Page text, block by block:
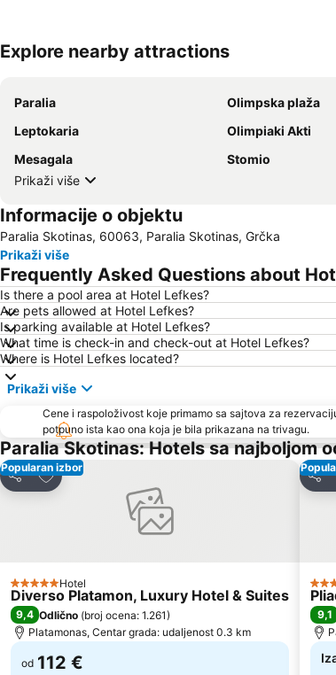
Explore nearby attractions
Paralia Olimpska plaža
Leptokaria
Olimpiaki Akti
Mesagala
Stomio
Prikaži više
Informacije o objektu
Paralia Skotinas, 60063, Paralia Skotinas, Grčka
Prikaži više
Frequently Asked Questions about
Is there a pool area at Hotel Lefkes?
Are pets allowed at Hotel Lefkes?
Is parking available at Hotel Lefkes?
What time is check-in and check-out at Hotel Lefkes?
Where is Hotel Lefkes located?
Prikaži više
Cene i raspoloživost koje primamo sa sajtova za
potpuno ista kao ona koja je bila prikazana na trivagu.
Paralia Skotinas: Hotels sa najboljom
Popularan izbor
Deli
Dodati u favorite
5 Zvezdice
Hotel
Diverso Platamon, Luxury Hotel & Suites
9,4 Odlično (broj ocena: 1.261)
Platamonas, Centar grada: udaljenost 0.3 km
od 112 €
Deli
3
9,1